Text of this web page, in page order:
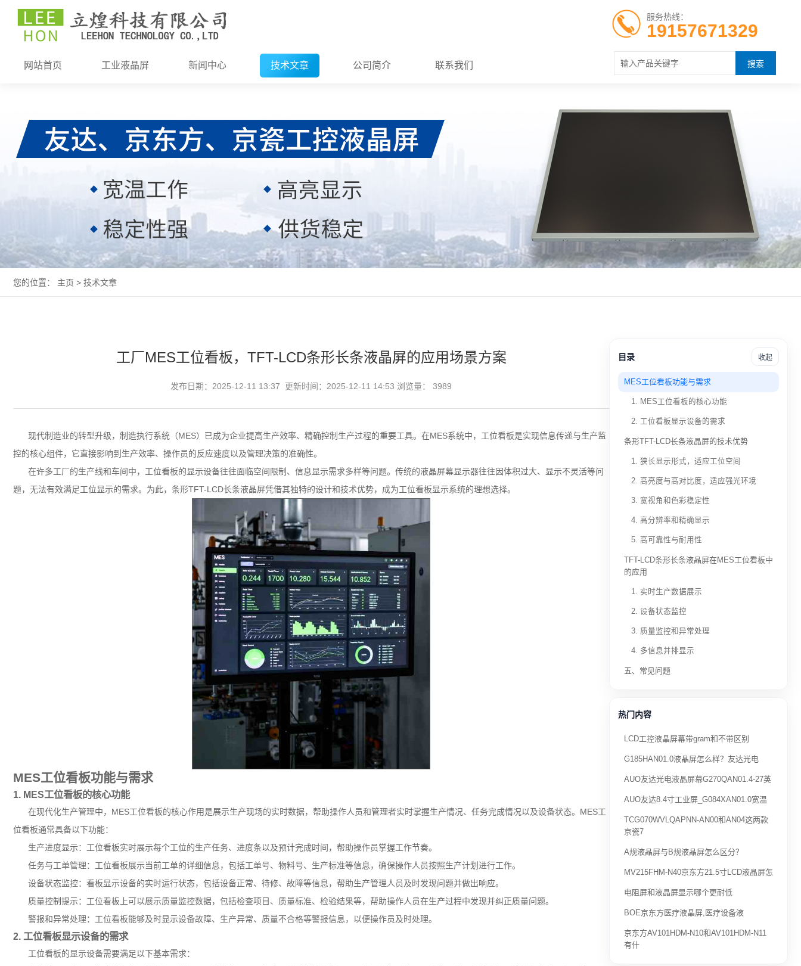
服务热线：
19157671329
网站首页 工业液晶屏 新闻中心 技术文章 公司简介 联系我们
您的位置： 主页 > 技术文章
工厂MES工位看板，TFT-LCD条形长条液晶屏的应用场景方案
发布日期：2025-12-11 13:37 更新时间：2025-12-11 14:53 浏览量： 3989
现代制造业的转型升级，制造执行系统（MES）已成为企业提高生产效率、精确控制生产过程的重要工具。在MES系统中，工位看板是实现信息传递与生产监
控的核心组件，它直接影响到生产效率、操作员的反应速度以及管理决策的准确性。
在许多工厂的生产线和车间中，工位看板的显示设备往往面临空间限制、信息显示需求多样等问题。传统的液晶屏幕显示器往往因体积过大、显示不灵活等问
题，无法有效满足工位显示的需求。为此，条形TFT-LCD长条液晶屏凭借其独特的设计和技术优势，成为工位看板显示系统的理想选择。
MES工位看板功能与需求
1. MES工位看板的核心功能
在现代化生产管理中，MES工位看板的核心作用是展示生产现场的实时数据，帮助操作人员和管理者实时掌握生产情况、任务完成情况以及设备状态。MES工
位看板通常具备以下功能：
生产进度显示：工位看板实时展示每个工位的生产任务、进度条以及预计完成时间，帮助操作员掌握工作节奏。
任务与工单管理：工位看板展示当前工单的详细信息，包括工单号、物料号、生产标准等信息，确保操作人员按照生产计划进行工作。
设备状态监控：看板显示设备的实时运行状态，包括设备正常、待修、故障等信息，帮助生产管理人员及时发现问题并做出响应。
质量控制提示：工位看板上可以展示质量监控数据，包括检查项目、质量标准、检验结果等，帮助操作人员在生产过程中发现并纠正质量问题。
警报和异常处理：工位看板能够及时显示设备故障、生产异常、质量不合格等警报信息，以便操作员及时处理。
2. 工位看板显示设备的需求
工位看板的显示设备需要满足以下基本需求：
目录 收起
MES工位看板功能与需求
1. MES工位看板的核心功能
2. 工位看板显示设备的需求
条形TFT-LCD长条液晶屏的技术优势
1. 狭长显示形式，适应工位空间
2. 高亮度与高对比度，适应强光环境
3. 宽视角和色彩稳定性
4. 高分辨率和精确显示
5. 高可靠性与耐用性
TFT-LCD条形长条液晶屏在MES工位看板中
的应用
1. 实时生产数据展示
2. 设备状态监控
3. 质量监控和异常处理
4. 多信息并排显示
五、常见问题
热门内容
LCD工控液晶屏幕带gram和不带区别
G185HAN01.0液晶屏怎么样？友达光电
AUO友达光电液晶屏幕G270QAN01.4-27英
AUO友达8.4寸工业屏_G084XAN01.0宽温
TCG070WVLQAPNN-AN00和AN04这两款
京瓷7
A规液晶屏与B规液晶屏怎么区分？
MV215FHM-N40京东方21.5寸LCD液晶屏怎
电阻屏和液晶屏显示哪个更耐低
BOE京东方医疗液晶屏,医疗设备液
京东方AV101HDM-N10和AV101HDM-N11
有什